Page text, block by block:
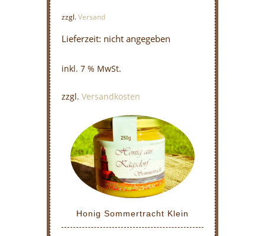
zzgl.Versand
Lieferzeit: nicht angegeben
inkl. 7 % MwSt.
zzgl. Versandkosten
Honig Sommertracht Klein